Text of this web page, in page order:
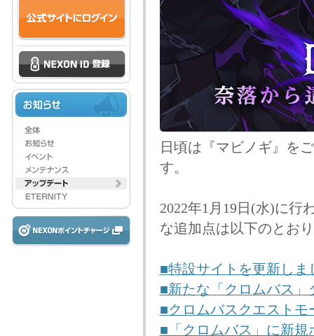
日頃は『マビノギ』を
す。
2022年1月19日(水)に行
な追加点は以下のとお
■特設サイトを更新しま
■新たな「クロムバス
■クロムバスクエストモ
■「クロムバス」に新規